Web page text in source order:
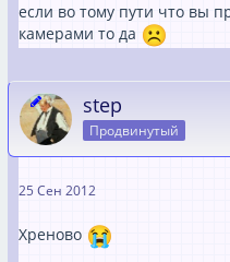
если во тому пути что вы
камерами то да
step
Продвинутый
25 Сен 2012
Хреново